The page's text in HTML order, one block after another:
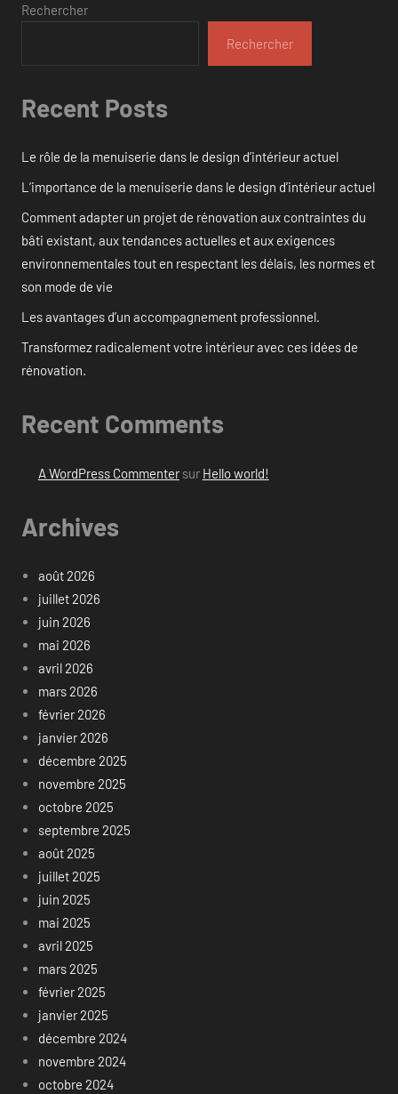
Rechercher
Rechercher
Recent Posts
Le rôle de la menuiserie dans le design d’intérieur actuel
L’importance de la menuiserie dans le design d’intérieur actuel
Comment adapter un projet de rénovation aux contraintes du
bâti existant, aux tendances actuelles et aux exigences
environnementales tout en respectant les délais, les normes et
son mode de vie
Les avantages d’un accompagnement professionnel.
Transformez radicalement votre intérieur avec ces idées de
rénovation.
Recent Comments
A WordPress Commentersur Hello world!
Archives
août 2026
juillet 2026
juin 2026
mai 2026
avril 2026
mars 2026
février 2026
janvier 2026
décembre 2025
novembre 2025
octobre 2025
septembre 2025
août 2025
juillet 2025
juin 2025
mai 2025
avril 2025
mars 2025
février 2025
janvier 2025
décembre 2024
novembre 2024
octobre 2024